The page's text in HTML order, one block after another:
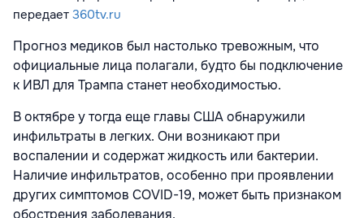
передает 360tv.ru
Прогноз медиков был настолько тревожным, что
официальные лица полагали, будто бы подключение
к ИВЛ для Трампа станет необходимостью.
В октябре у тогда еще главы США обнаружили
инфильтраты в легких. Они возникают при
воспалении и содержат жидкость или бактерии.
Наличие инфильтратов, особенно при проявлении
других симптомов COVID-19, может быть признаком
обострения заболевания.